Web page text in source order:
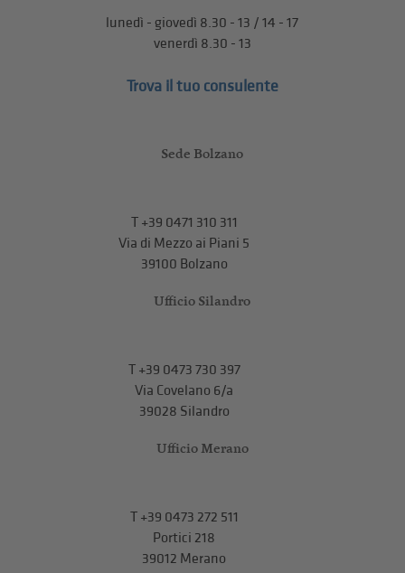
lunedì - giovedì 8.30 - 13 / 14 - 17
venerdì 8.30 - 13
Trova il tuo consulente
Sede Bolzano
T+39 0471 310 311
Via di Mezzo ai Piani 5
39100 Bolzano
Ufficio Silandro
T+39 0473 730 397
Via Covelano 6/a
39028 Silandro
Ufficio Merano
T+39 0473 272 511
Portici 218
39012 Merano